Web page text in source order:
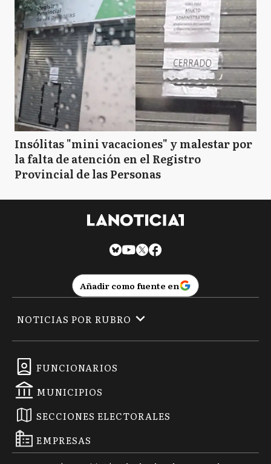
Insólitas "mini vacaciones" y malestar por
la falta de atención en el Registro
Provincial de las Personas
Añadir como fuente en
FUNCIONARIOS
MUNICIPIOS
SECCIONES ELECTORALES
EMPRESAS
NOTICIAS POR RUBRO